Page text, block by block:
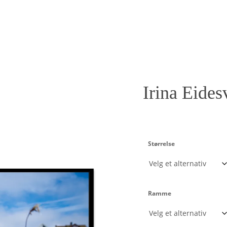
Irina
Størrelse
Ramme